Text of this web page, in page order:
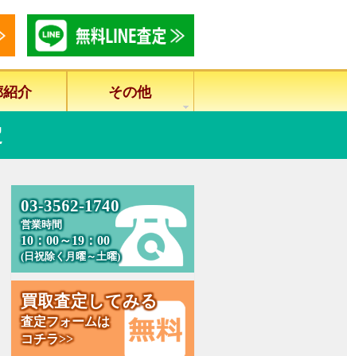
紹介 その他
03-3562-1740
営業時間
10：00～19：00
(日祝除く月曜～土曜)
買取査定してみる
査定フォームは
コチラ>>